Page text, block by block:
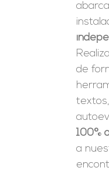
de
100%
a